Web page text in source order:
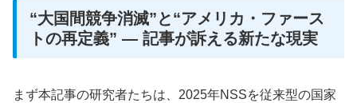
“大国間競争消滅”と“アメリカ・ファース
トの再定義” ― 記事が訴える新たな現実
まず本記事の研究者たちは、2025年NSSを従来型の国家